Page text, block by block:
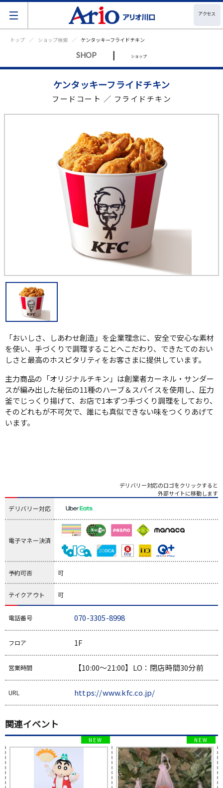
アクセス
トップ ショップ検索 ケンタッキーフライドチキン
SHOP | ショップ
ケンタッキーフライドチキン
フードコート ／ フライドチキン
「おいしさ、しあわせ創造」を企業理念に、安全で安心な素材
を使い、手づくりで調理することへこだわり、できたてのおい
しさと最高のホスピタリティをお客さまに提供しています。
主力商品の「オリジナルチキン」は創業者カーネル・サンダー
スが編み出した秘伝の11種のハーブ＆スパイスを使用し、圧力
釜でじっくり揚げて、お店で1本ずつ手づくり調理をしており、
そのどれもが不可欠で、誰にも真似できない味をつくりあげて
います。
デリバリー対応のロゴをクリックすると
外部サイトに移動します
デリバリー対応
電子マネー決済
予約可否 可
テイクアウト 可
電話番号 070-3305-8998
フロア 1F
営業時間 【10:00～21:00】LO：閉店時間30分前
URL https://www.kfc.co.jp/
関連イベント